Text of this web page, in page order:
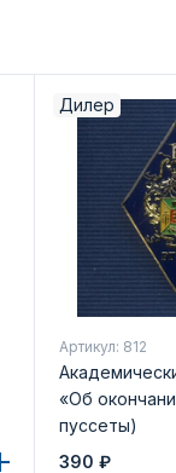
Дилер
Артикул: 812
«Об
пуссеты)
390 ₽